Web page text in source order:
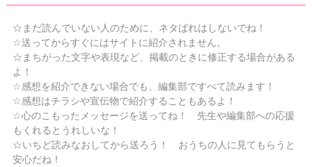
☆まだ読んでいない人のために、ネタばれはしないでね！
☆送ってからすぐにはサイトに紹介されません。
☆まちがった文字や表現など、掲載のときに修正する場合がある
よ！
☆感想を紹介できない場合でも、編集部ですべて読みます！
☆感想はチラシや宣伝物で紹介することもあるよ！
☆心のこもったメッセージを送ってね！ 先生や編集部への応援
もくれるとうれしいな！
☆いちど読みなおしてから送ろう！ おうちの人に見てもらうと
安心だね！